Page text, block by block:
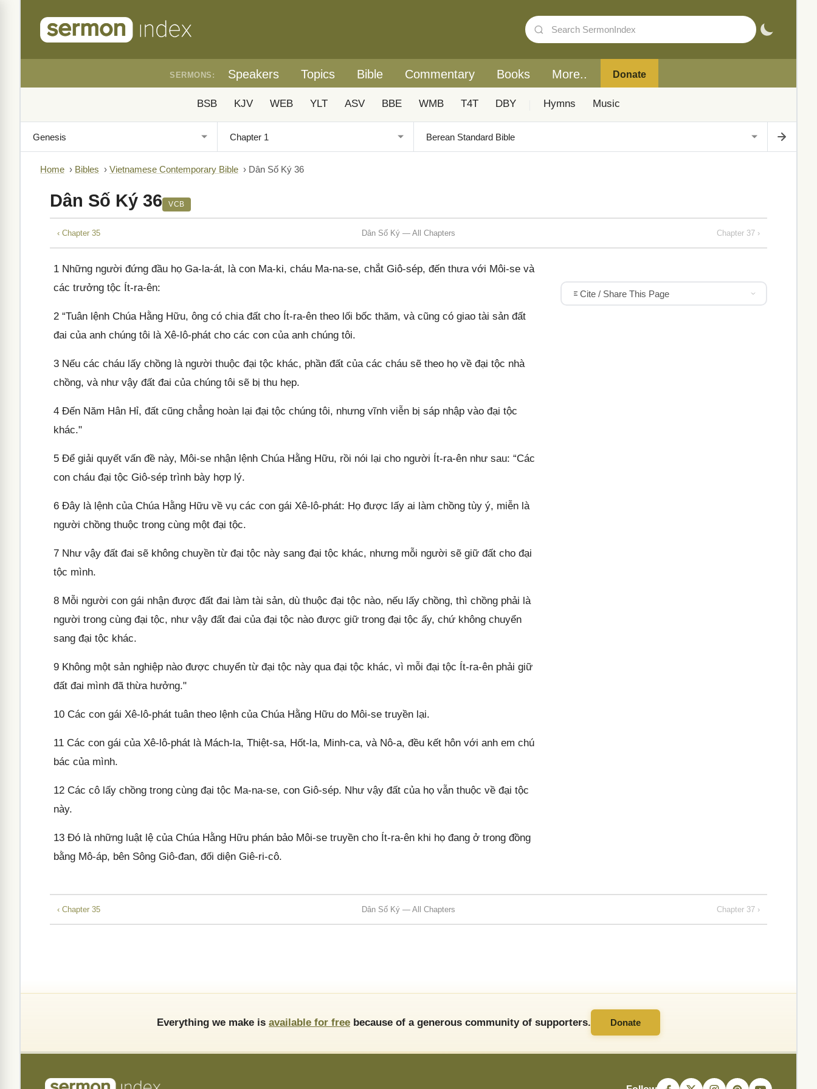
SERMONS: Speakers Topics Bible Commentary Books More.. Donate
BSB KJV WEB YLT ASV BBE WMB T4T DBY Hymns Music
Home › Bibles › Vietnamese Contemporary Bible › Dân Số Ký 36
Dân Số Ký 36 VCB
‹ Chapter 35 Dân Số Ký — All Chapters Chapter 37 ›
1 Những người đứng đầu họ Ga-la-át, là con Ma-ki, cháu Ma-na-se, chắt Giô-sép, đến thưa với Môi-se và
các trưởng tộc Ít-ra-ên:
2 “Tuân lệnh Chúa Hằng Hữu, ông có chia đất cho Ít-ra-ên theo lối bốc thăm, và cũng có giao tài sản đất
đai của anh chúng tôi là Xê-lô-phát cho các con của anh chúng tôi.
3 Nếu các cháu lấy chồng là người thuộc đại tộc khác, phần đất của các cháu sẽ theo họ về đại tộc nhà
chồng, và như vậy đất đai của chúng tôi sẽ bị thu hẹp.
4 Đến Năm Hân Hỉ, đất cũng chẳng hoàn lại đại tộc chúng tôi, nhưng vĩnh viễn bị sáp nhập vào đại tộc
khác."
5 Để giải quyết vấn đề này, Môi-se nhận lệnh Chúa Hằng Hữu, rồi nói lại cho người Ít-ra-ên như sau: “Các
con cháu đại tộc Giô-sép trình bày hợp lý.
6 Đây là lệnh của Chúa Hằng Hữu về vụ các con gái Xê-lô-phát: Họ được lấy ai làm chồng tùy ý, miễn là
người chồng thuộc trong cùng một đại tộc.
7 Như vậy đất đai sẽ không chuyền từ đại tộc này sang đại tộc khác, nhưng mỗi người sẽ giữ đất cho đại
tộc mình.
8 Mỗi người con gái nhận được đất đai làm tài sản, dù thuộc đại tộc nào, nếu lấy chồng, thì chồng phải là
người trong cùng đại tộc, như vậy đất đai của đại tộc nào được giữ trong đại tộc ấy, chứ không chuyển
sang đại tộc khác.
9 Không một sản nghiệp nào được chuyển từ đại tộc này qua đại tộc khác, vì mỗi đại tộc Ít-ra-ên phải giữ
đất đai mình đã thừa hưởng."
10 Các con gái Xê-lô-phát tuân theo lệnh của Chúa Hằng Hữu do Môi-se truyền lại.
11 Các con gái của Xê-lô-phát là Mách-la, Thiệt-sa, Hốt-la, Minh-ca, và Nô-a, đều kết hôn với anh em chú
bác của mình.
12 Các cô lấy chồng trong cùng đại tộc Ma-na-se, con Giô-sép. Như vậy đất của họ vẫn thuộc về đại tộc
này.
13 Đó là những luật lệ của Chúa Hằng Hữu phán bảo Môi-se truyền cho Ít-ra-ên khi họ đang ở trong đồng
bằng Mô-áp, bên Sông Giô-đan, đối diện Giê-ri-cô.
Cite / Share This Page
‹ Chapter 35 Dân Số Ký — All Chapters Chapter 37 ›
Everything we make is available for free because of a generous community of supporters. Donate